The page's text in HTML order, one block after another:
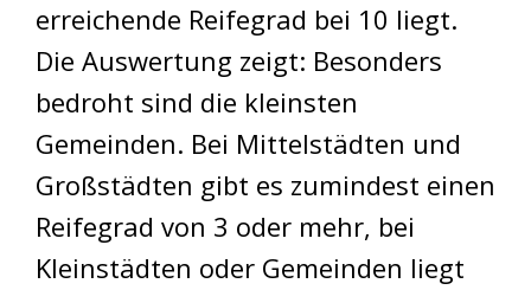
erreichende Reifegrad bei 10 liegt.
Die Auswertung zeigt: Besonders
bedroht sind die kleinsten
Gemeinden. Bei Mittelstädten und
Großstädten gibt es zumindest einen
Reifegrad von 3 oder mehr, bei
Kleinstädten oder Gemeinden liegt